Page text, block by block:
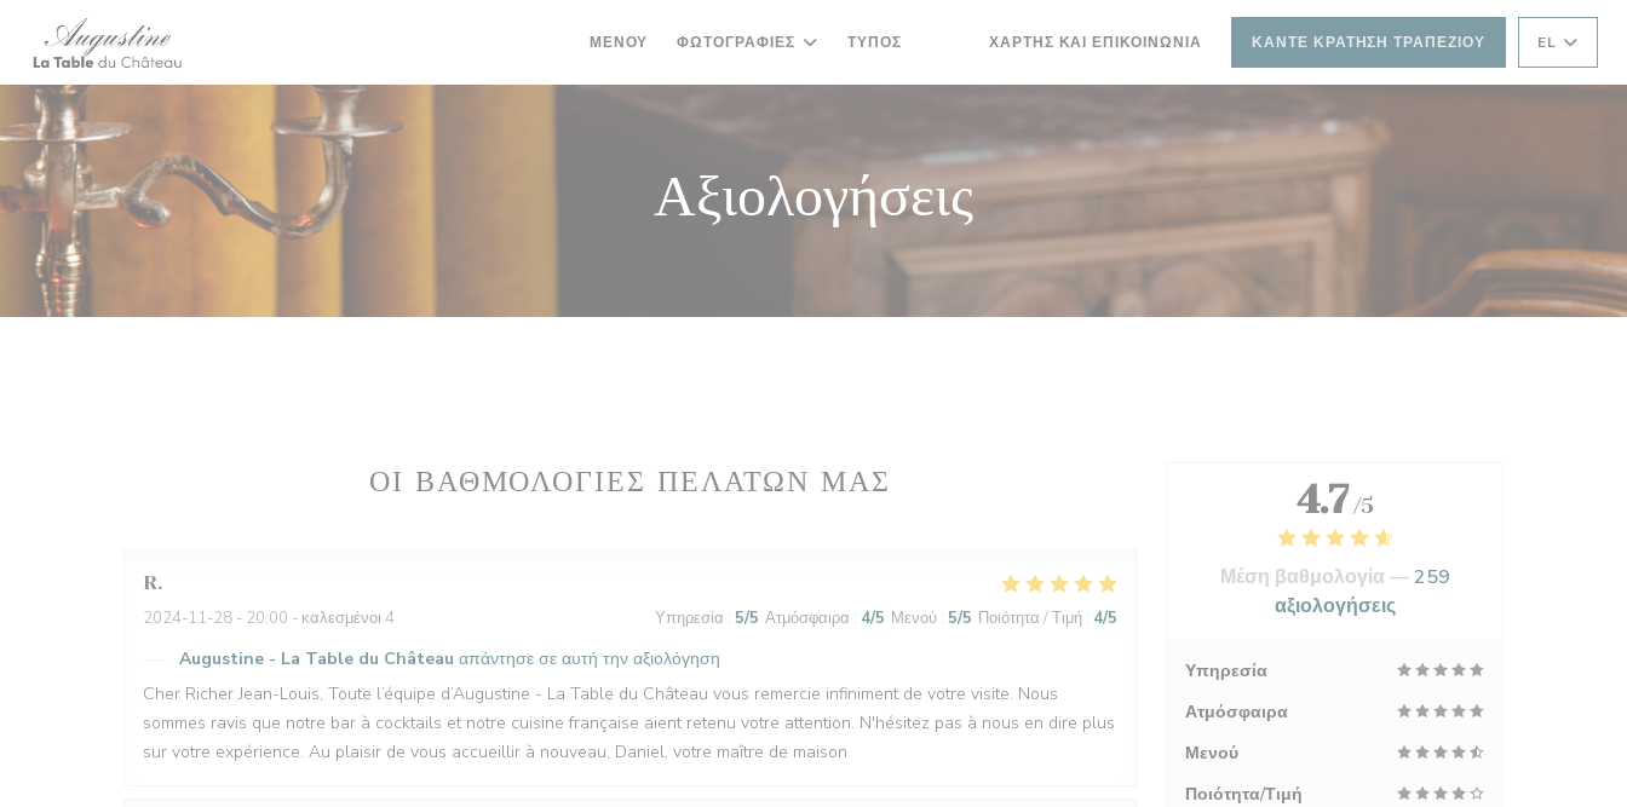
Πίνακας διαχείρισης "Μπισκότων" (Cookies)
ΜΕΝΟΎ ΦΩΤΟΓΡΑΦΊΕΣ ΤΎΠΟΣ ΧΆΡΤΗΣ ΚΑΙ ΕΠΙΚΟΙΝΩΝΊΑ ΚΆΝΤΕ ΚΡΆΤΗΣΗ ΤΡΑΠΕΖΙΟΎ EL
Αξιολογήσεις
ΟΙ ΒΑΘΜΟΛΟΓΊΕΣ ΠΕΛΑΤΏΝ ΜΑΣ
R
2024-11-28 - 20:00 - καλεσμένοι 4 Υπηρεσία : 5/5 Ατμόσφαιρα : 4/5 Μενού : 5/5 Ποιότητα / Τιμή : 4/5
Augustine - La Table du Château απάντησε σε αυτή την αξιολόγηση
Cher Richer Jean-Louis, Toute l’équipe d’Augustine - La Table du Château vous remercie infiniment de votre visite. Nous
sommes ravis que notre bar à cocktails et notre cuisine française aient retenu votre attention. N'hésitez pas à nous en dire plus
sur votre expérience. Au plaisir de vous accueillir à nouveau, Daniel, votre maître de maison
4.7 /5
Μέση βαθμολογία —259
αξιολογήσεις
Υπηρεσία
Ατμόσφαιρα
Μενού
Ποιότητα/Τιμή